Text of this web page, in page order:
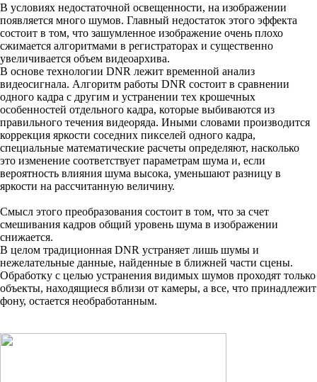
В условиях недостаточной освещенности, на изображении
появляется много шумов. Главный недостаток этого эффекта
состоит в том, что зашумленное изображение очень плохо
сжимается алгоритмами в регистраторах и существенно
увеличивается объем видеоархива.
В основе технологии DNR лежит временной анализ
видеосигнала. Алгоритм работы DNR состоит в сравнении
одного кадра с другим и устранении тех крошечных
особенностей отдельного кадра, которые выбиваются из
правильного течения видеоряда. Иными словами производится
коррекция яркости соседних пикселей одного кадра,
специальные математические расчеты определяют, насколько
это изменение соответствует параметрам шума и, если
вероятность влияния шума высока, уменьшают разницу в
яркости на рассчитанную величину.
Смысл этого преобразования состоит в том, что за счет
смешивания кадров общий уровень шума в изображении
снижается.
В целом традиционная DNR устраняет лишь шумы и
нежелательные данные, найденные в ближней части сцены.
Обработку с целью устранения видимых шумов проходят только
объекты, находящиеся вблизи от камеры, а все, что принадлежит
фону, остается необработанным.